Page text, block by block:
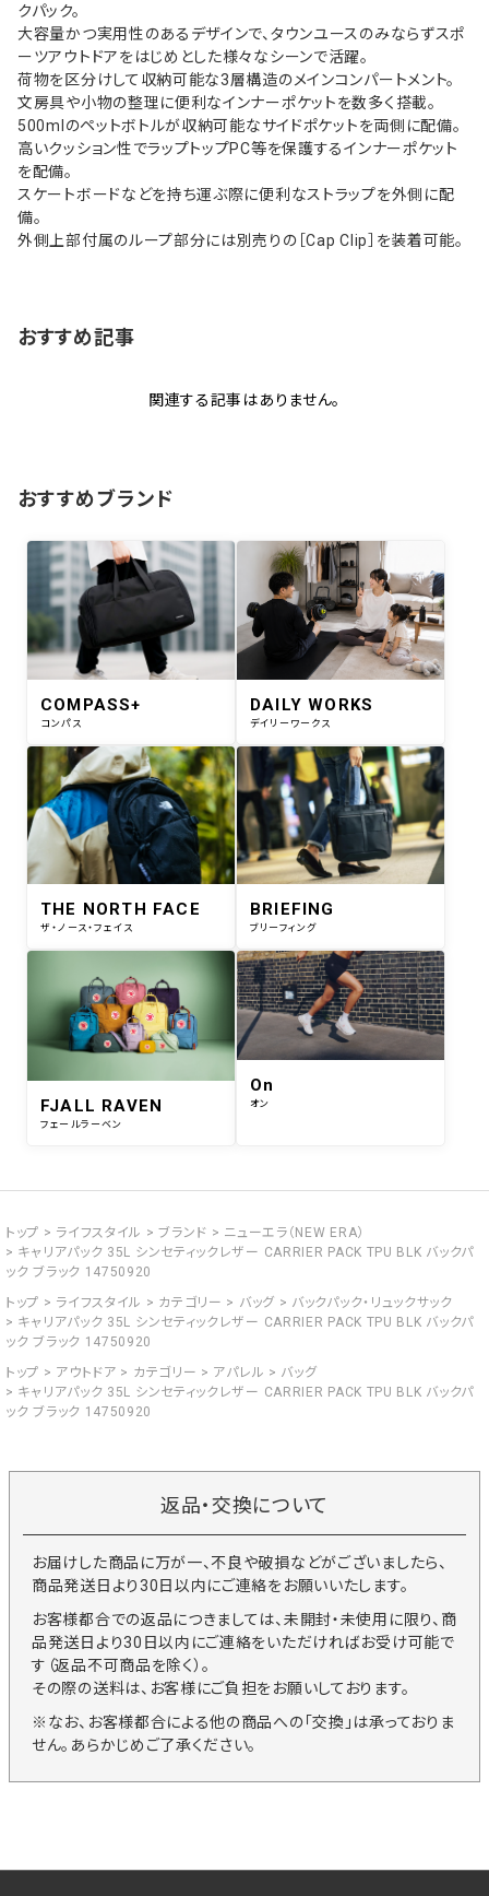
クパック。
大容量かつ実用性のあるデザインで、タウンユースのみならずスポ
ーツアウトドアをはじめとした様々なシーンで活躍。
荷物を区分けして収納可能な3層構造のメインコンパートメント。
文房具や小物の整理に便利なインナーポケットを数多く搭載。
500mlのペットボトルが収納可能なサイドポケットを両側に配備。
高いクッション性でラップトップPC等を保護するインナーポケット
を配備。
スケートボードなどを持ち運ぶ際に便利なストラップを外側に配
備。
外側上部付属のループ部分には別売りの［Cap Clip］を装着可能。
おすすめ記事
関連する記事はありません。
おすすめブランド
COMPASS+
コンパス
DAILY WORKS
デイリーワークス
THE NORTH FACE
ザ・ノース・フェイス
BRIEFING
ブリーフィング
FJALL RAVEN
フェールラーベン
On
オン
トップ ライフスタイル ブランド
ニューエラ（NEW ERA）
キャリアパック 35L シンセティックレザー CARRIER PACK TPU BLK バックパ
ック ブラック 14750920
トップ
ライフスタイル カテゴリー バッグ
バックパック・リュックサック
キャリアパック 35L シンセティックレザー CARRIER PACK TPU BLK バックパ
ック ブラック 14750920
トップ
アウトドア カテゴリー アパレル
バッグ
キャリアパック 35L シンセティックレザー CARRIER PACK TPU BLK バックパ
ック ブラック 14750920
返品・交換について
お届けした商品に万が一、不良や破損などがございましたら、
商品発送日より30日以内にご連絡をお願いいたします。
お客様都合での返品につきましては、未開封・未使用に限り、商
品発送日より30日以内にご連絡をいただければお受け可能で
す（返品不可商品を除く）。
その際の送料は、お客様にご負担をお願いしております。
※なお、お客様都合による他の商品への「交換」は承っておりま
せん。あらかじめご了承ください。